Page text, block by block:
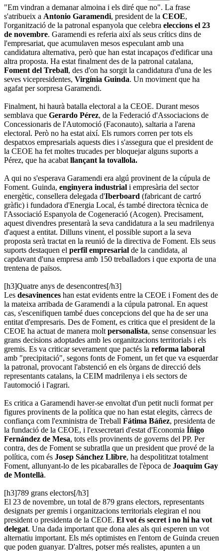
"Em vindran a demanar almoina i els diré que no". La frase
s'atribueix a Antonio Garamendi, president de la CEOE,
l'organització de la patronal espanyola que celebra eleccions el 23
de novembre. Garamendi es referia així als seus crítics dins de
l'empresariat, que acumulaven mesos especulant amb una
candidatura alternativa, però que han estat incapaços d'edificar una
altra proposta. Ha estat finalment des de la patronal catalana,
Foment del Treball, des d'on ha sorgit la candidatura d'una de les
seves vicepresidentes, Virgínia Guinda. Un moviment que ha
agafat per sorpresa Garamendi.
Finalment, hi haurà batalla electoral a la CEOE. Durant mesos
semblava que Gerardo Pérez, de la Federació d'Associacions de
Concessionaris de l'Automoció (Faconauto), saltaria a l'arena
electoral. Però no ha estat així. Els rumors corren per tots els
despatxos empresarials aquests dies i s'assegura que el president de
la CEOE ha fet moltes trucades per bloquejar alguns suports a
Pérez, que ha acabat llançant la tovallola.
A qui no s'esperava Garamendi era algú provinent de la cúpula de
Foment. Guinda, enginyera industrial i empresària del sector
energètic, consellera delegada d'Iberboard (fabricant de cartró
gràfic) i fundadora d'Energia Local, és també directora tècnica de
l'Associació Espanyola de Cogeneració (Acogen). Precisament,
aquest divendres presentarà la seva candidatura a la seu madrilenya
d'aquest a entitat. Dilluns vinent, el possible suport a la seva
proposta serà tractat en la reunió de la directiva de Foment. Els seus
suports destaquen el perfil empresarial de la candidata, al
capdavant d'una empresa amb 150 treballadors i que exporta de una
trentena de països.
[h3]Quatre anys de desencontres[/h3]
Les desavinences han estat evidents entre la CEOE i Foment des de
la mateixa arribada de Garamendi a la cúpula patronal. En aquest
cas, s'escenifiquen també dues concepcions del que ha de ser una
entitat d'empresaris. Des de Foment, es critica que el president de la
CEOE ha actuat de manera molt personalista, sense consensuar les
grans decisions adoptades amb les organitzacions territorials i els
gremis. Es va criticar severament que pactés la reforma laboral
amb "precipitació", segons fonts de Foment, un fet que va esquerdar
la patronal, provocant l'abstenció en els òrgans de direcció dels
representants catalans, la CEIM madrilenya i els sectors de
l'automoció i l'agrari.
Es critica a Garamendi haver-se envoltat d'un petit nucli format per
figures provinents de la política que no han estat elegits, càrrecs de
confiança com l'exministra de Treball Fátima Báñez, presidenta de
la fundació de la CEOE, i l'exsecretari d'estat d'Economia Íñigo
Fernández de Mesa, tots ells provinents de governs del PP. Per
contra, des de Foment se subratlla que un president que prové de la
política, com és Josep Sánchez Llibre, ha despolititzat totalment
Foment, allunyant-lo de les picabaralles de l'època de Joaquim Gay
de Montellà.
[h3]789 grans electors[/h3]
El 23 de novembre, un total de 879 grans electors, representants
designats per gremis i organitzacions territorials elegiran el nou
president o presidenta de la CEOE. El vot és secret i no hi ha vot
delegat. Una dada important que dona ales als qui esperen un vot
alternatiu important. Els més optimistes en l'entorn de Guinda creuen
que poden guanyar. D'altres, potser més realistes, apunten a un